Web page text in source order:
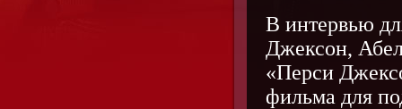
В интервью
Джексон,
«Перси
фильма для